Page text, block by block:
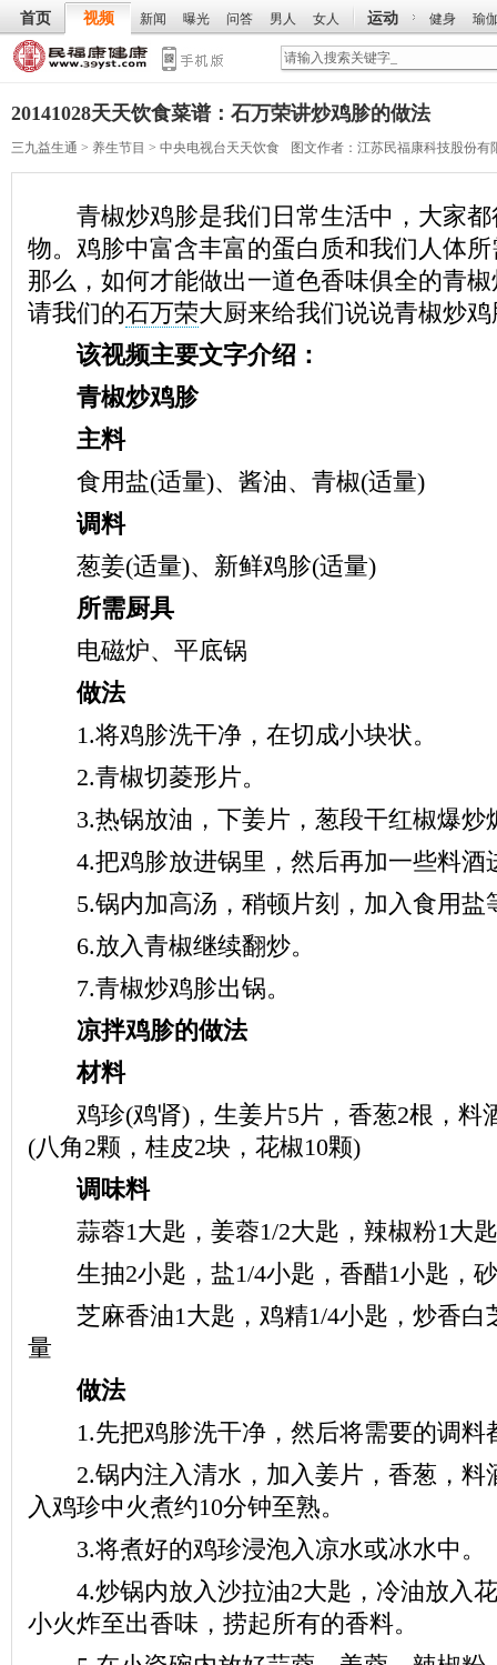
首页 视频 新闻 曝光 问答 男人 女人 运动 健身 瑜
20141028天天饮食菜谱：石万荣讲炒鸡胗的做法
三九益生通 > 养生节目 > 中央电视台天天饮食 图文作者： 江苏民福康科技股份有
青椒炒鸡胗是我们日常生活中，大家都
物。鸡胗中富含丰富的蛋白质和我们人体
那么，如何才能做出一道色香味俱全的青
请我们的石万荣大厨来给我们说说青椒炒
该视频主要文字介绍：
青椒炒鸡胗
主料
食用盐(适量)、酱油、青椒(适量)
调料
葱姜(适量)、新鲜鸡胗(适量)
所需厨具
电磁炉、平底锅
做法
1.将鸡胗洗干净，在切成小块状。
2.青椒切菱形片。
3.热锅放油，下姜片，葱段干红椒爆炒
4.把鸡胗放进锅里，然后再加一些料酒
5.锅内加高汤，稍顿片刻，加入食用盐
6.放入青椒继续翻炒。
7.青椒炒鸡胗出锅。
凉拌鸡胗的做法
材料
鸡珍(鸡肾)，生姜片5片，香葱2根，料
(八角2颗，桂皮2块，花椒10颗)
调味料
蒜蓉1大匙，姜蓉1/2大匙，辣椒粉1大
生抽2小匙，盐1/4小匙，香醋1小匙，砂
芝麻香油1大匙，鸡精1/4小匙，炒香白
量
做法
1.先把鸡胗洗干净，然后将需要的调料
2.锅内注入清水，加入姜片，香葱，料
入鸡珍中火煮约10分钟至熟。
3.将煮好的鸡珍浸泡入凉水或冰水中。
4.炒锅内放入沙拉油2大匙，冷油放入
小火炸至出香味，捞起所有的香料。